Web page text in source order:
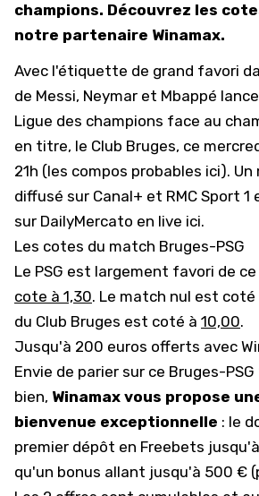
champions. Découvrez les
notre partenaire Winamax.
Avec l'étiquette de grand favori
de Messi, Neymar et Mbappé
Ligue des champions face au
en titre, le Club Bruges, ce
21h (les compos probables ici). Un
diffusé sur Canal+ et RMC Sport 1
sur DailyMercato en live ici.
Les cotes du match Bruges-PSG
Le PSG est largement favori de
cote à 1,30. Le match nul est coté
du Club Bruges est coté à 10,00.
Jusqu'à 200 euros offerts avec
Envie de parier sur ce Bruges-
bien, Winamax vous propose
bienvenue exceptionnelle : le
premier dépôt en Freebets
qu'un bonus allant jusqu'à 500 € (